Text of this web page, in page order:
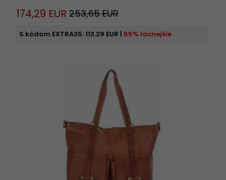
174,29 EUR 253,65 EUR
S kódom EXTRA35:113.29 EUR 55% lacnejšie